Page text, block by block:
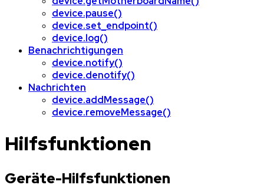
device.pause()
device.set_endpoint()
device.log()
Benachrichtigungen
device.notify()
device.denotify()
Nachrichten
device.addMessage()
device.removeMessage()
Hilfsfunktionen
Geräte-Hilfsfunktionen